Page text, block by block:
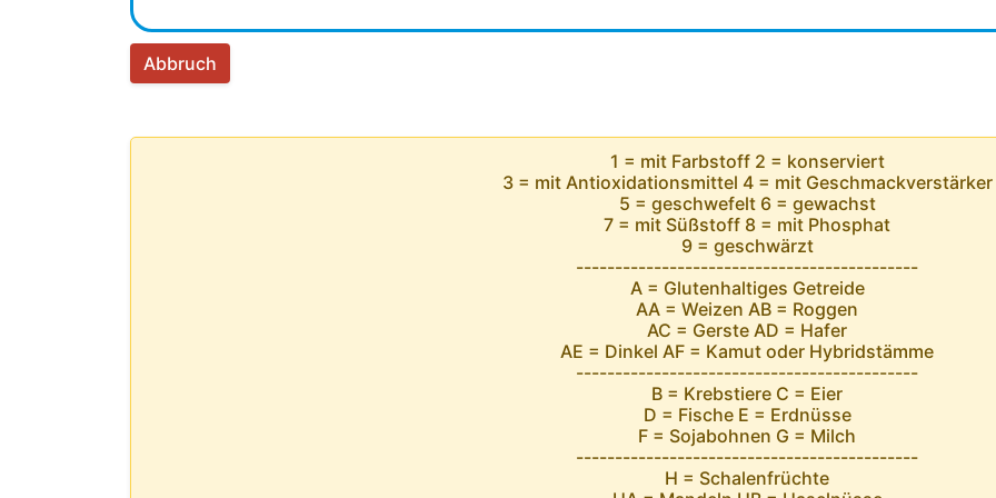
Abbruch
1 = mit Farbstoff 2 = konserviert
3 = mit Antioxidationsmittel 4 = mit Geschmackverstärker
5 = geschwefelt 6 = gewachst
7 = mit Süßstoff 8 = mit Phosphat
9 = geschwärzt
--------------------------------------------
A = Glutenhaltiges Getreide
AA = Weizen AB = Roggen
AC = Gerste AD = Hafer
AE = Dinkel AF = Kamut oder Hybridstämme
--------------------------------------------
B = Krebstiere C = Eier
D = Fische E = Erdnüsse
F = Sojabohnen G = Milch
--------------------------------------------
H = Schalenfrüchte